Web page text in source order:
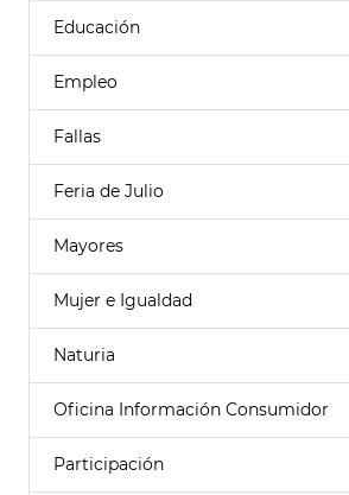
Educación
Empleo
Fallas
Feria de Julio
Mayores
Mujer e Igualdad
Naturia
Oficina Información Consumidor
Participación